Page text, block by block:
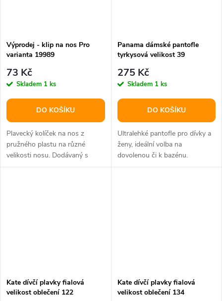
Výprodej - klip na nos Pro
varianta 19989
73 Kč
Skladem 1 ks
DO KOŠÍKU
Plavecký kolíček na nos z
pružného plastu na různé
velikosti nosu. Dodávaný s
uzavíratelným pouzdrem.
Panama dámské pantofle
tyrkysová velikost 39
275 Kč
Skladem 1 ks
DO KOŠÍKU
Ultralehké pantofle pro dívky a
ženy, ideální volba na
dovolenou či k bazénu.
Kate dívčí plavky fialová
velikost oblečení 122
Kate dívčí plavky fialová
velikost oblečení 134